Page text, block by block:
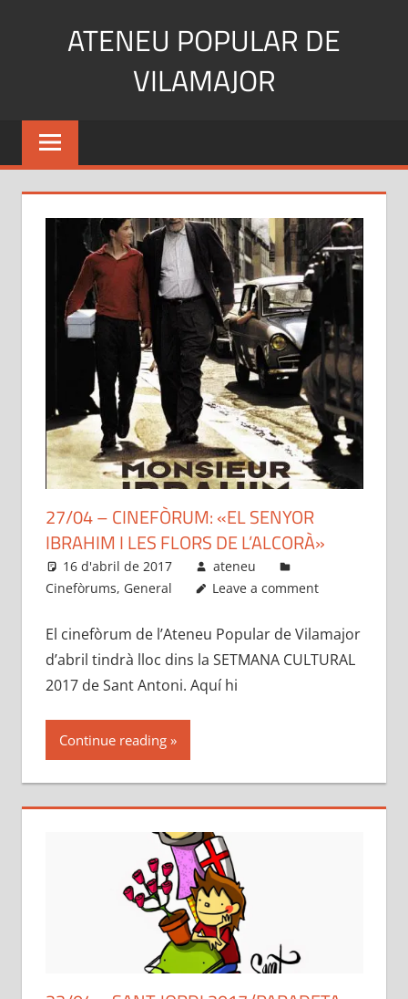
ATENEU POPULAR DE
VILAMAJOR
27/04 – CINEFÒRUM: «EL SENYOR
IBRAHIM I LES FLORS DE L’ALCORÀ»
16 d'abril de 2017
ateneu
Cinefòrums, General Leave a comment
El cinefòrum de l’Ateneu Popular de Vilamajor
d’abril tindrà lloc dins la SETMANA CULTURAL
2017 de Sant Antoni. Aquí hi
Continue reading